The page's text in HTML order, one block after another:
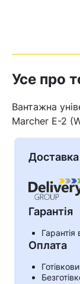
У кошику
Усе про
Вантажна
Marcher E-2
Доставка
Гарантія
Гарантія
Оплата